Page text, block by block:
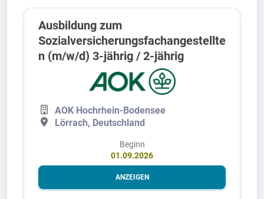
Ausbildung zum
Sozialversicherungsfachangestellte
n (m/w/d) 3-jährig / 2-jährig
AOK Hochrhein-Bodensee
Lörrach, Deutschland
Beginn
01.09.2026
ANZEIGEN